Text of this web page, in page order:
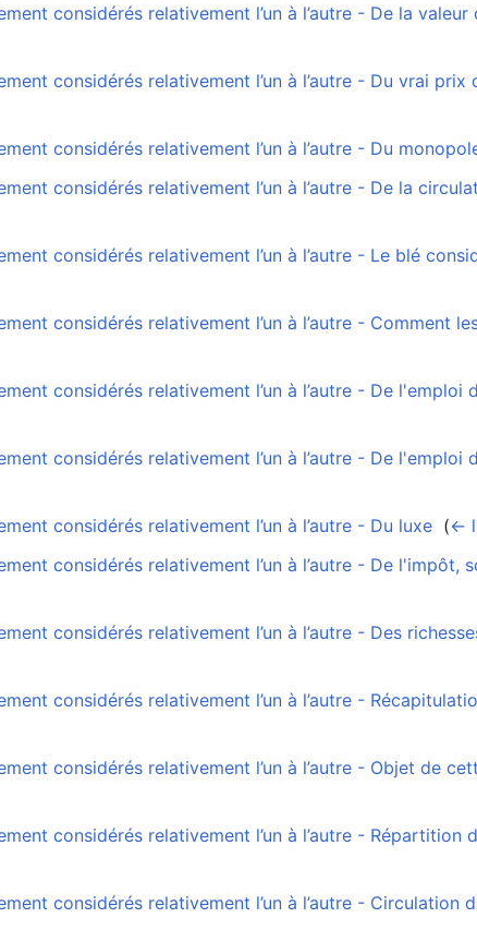
considérés relativement l’un à l’autre - De la valeur
considérés relativement l’un à l’autre - Du vrai prix
considérés relativement l’un à l’autre - Du
considérés relativement l’un à l’autre - De la
considérés relativement l’un à l’autre - Le blé
considérés relativement l’un à l’autre - Comment
considérés relativement l’un à l’autre - De l'emploi
considérés relativement l’un à l’autre - De l'emploi
considérés relativement l’un à l’autre - Du luxe (←
considérés relativement l’un à l’autre - De l'impôt,
considérés relativement l’un à l’autre - Des
considérés relativement l’un à l’autre -
considérés relativement l’un à l’autre - Objet de
considérés relativement l’un à l’autre - Répartition
considérés relativement l’un à l’autre - Circulation